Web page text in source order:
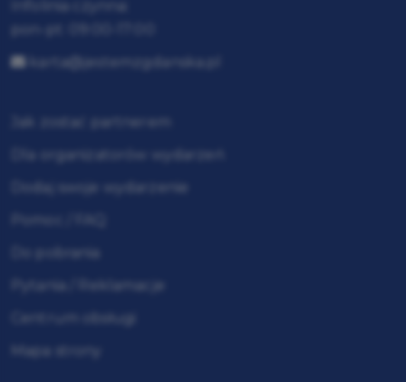
Infolinia czynna:
karta@jestemzgdanska.pl
Jak zostać partnerem
Dla organizatorów wydarzeń
Dodaj swoje wydarzenie
Do pobrania
Pytania / Reklamacje
Centrum obsługi
Mapa strony